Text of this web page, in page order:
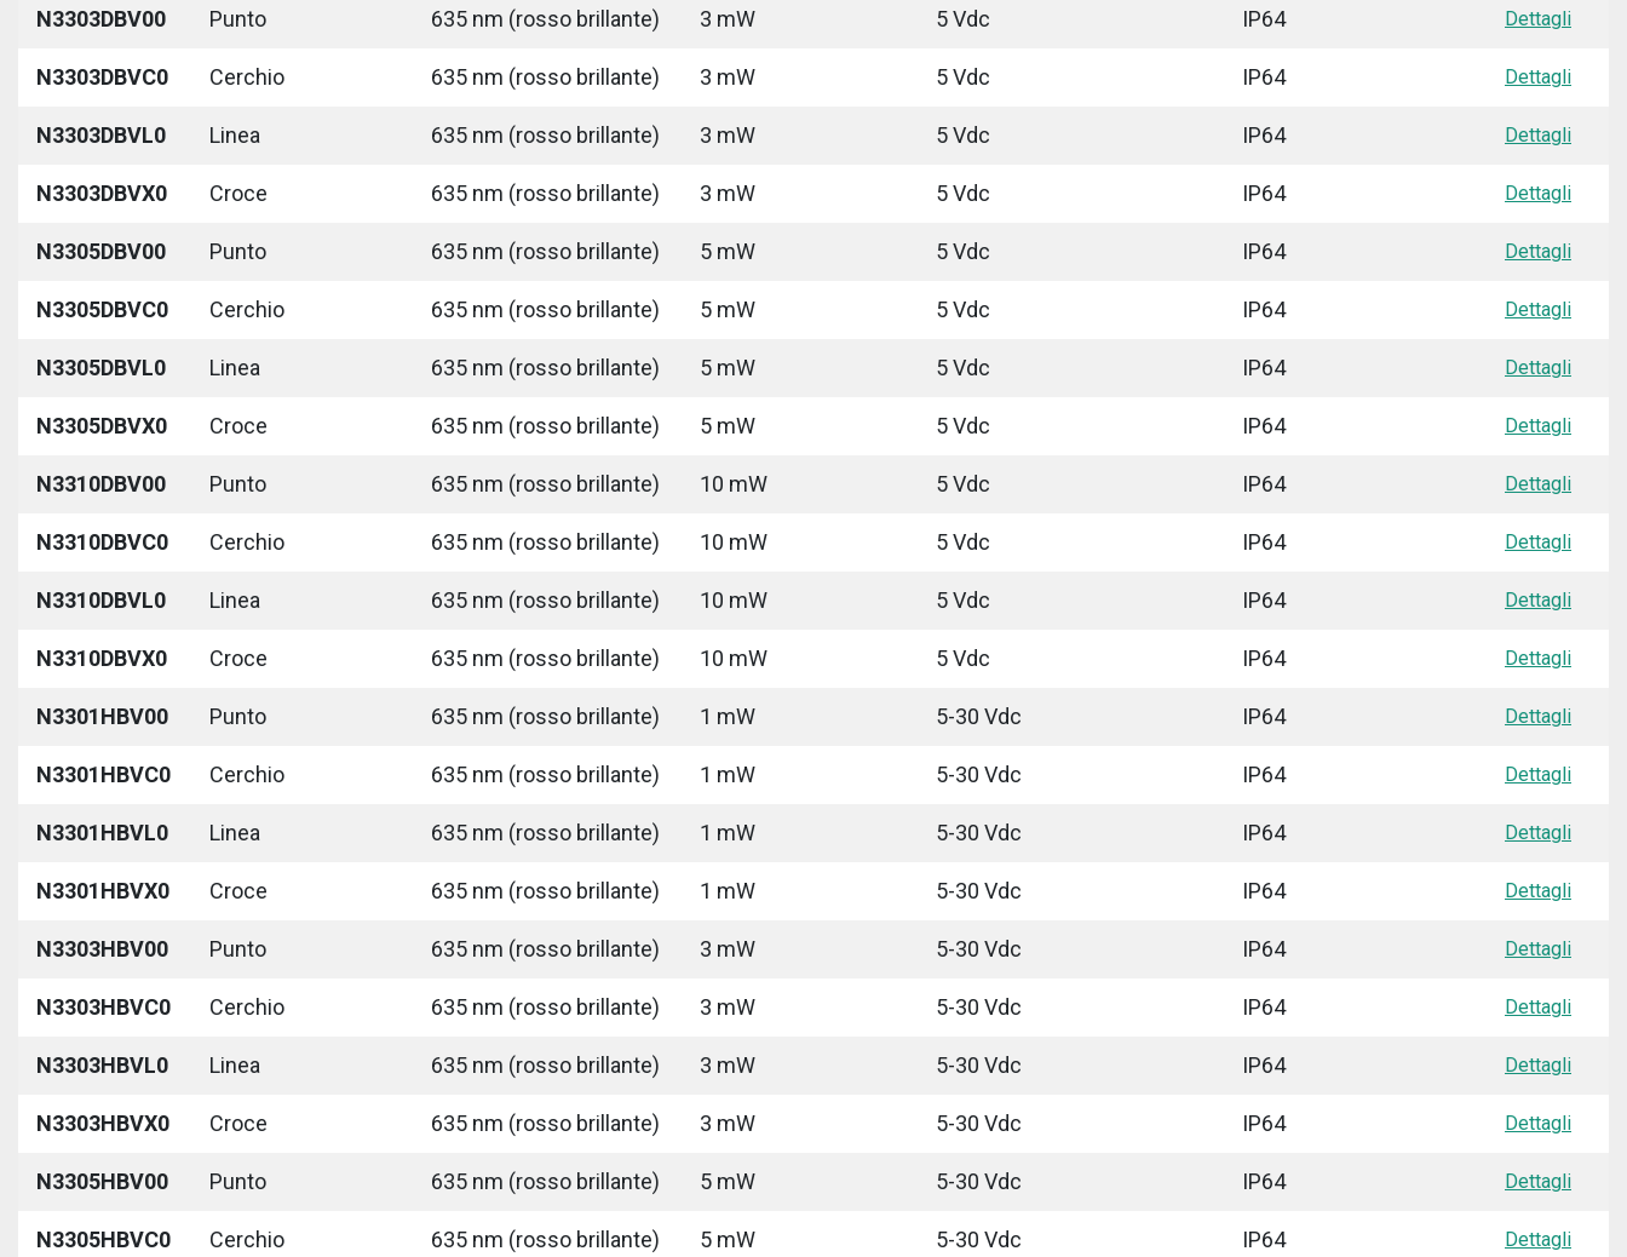
N3303DBV00 Punto 635 nm (rosso brillante) 3 mW 5 Vdc IP64 Dettagli
N3303DBVC0 Cerchio 635 nm (rosso brillante) 3 mW 5 Vdc IP64 Dettagli
N3303DBVL0 Linea 635 nm (rosso brillante) 3 mW 5 Vdc IP64 Dettagli
N3303DBVX0 Croce 635 nm (rosso brillante) 3 mW 5 Vdc IP64 Dettagli
N3305DBV00 Punto 635 nm (rosso brillante) 5 mW 5 Vdc IP64 Dettagli
N3305DBVC0 Cerchio 635 nm (rosso brillante) 5 mW 5 Vdc IP64 Dettagli
N3305DBVL0 Linea 635 nm (rosso brillante) 5 mW 5 Vdc IP64 Dettagli
N3305DBVX0 Croce 635 nm (rosso brillante) 5 mW 5 Vdc IP64 Dettagli
N3310DBV00 Punto 635 nm (rosso brillante) 10 mW 5 Vdc IP64 Dettagli
N3310DBVC0 Cerchio 635 nm (rosso brillante) 10 mW 5 Vdc IP64 Dettagli
N3310DBVL0 Linea 635 nm (rosso brillante) 10 mW 5 Vdc IP64 Dettagli
N3310DBVX0 Croce 635 nm (rosso brillante) 10 mW 5 Vdc IP64 Dettagli
N3301HBV00 Punto 635 nm (rosso brillante) 1 mW 5-30 Vdc IP64 Dettagli
N3301HBVC0 Cerchio 635 nm (rosso brillante) 1 mW 5-30 Vdc IP64 Dettagli
N3301HBVL0 Linea 635 nm (rosso brillante) 1 mW 5-30 Vdc IP64 Dettagli
N3301HBVX0 Croce 635 nm (rosso brillante) 1 mW 5-30 Vdc IP64 Dettagli
N3303HBV00 Punto 635 nm (rosso brillante) 3 mW 5-30 Vdc IP64 Dettagli
N3303HBVC0 Cerchio 635 nm (rosso brillante) 3 mW 5-30 Vdc IP64 Dettagli
N3303HBVL0 Linea 635 nm (rosso brillante) 3 mW 5-30 Vdc IP64 Dettagli
N3303HBVX0 Croce 635 nm (rosso brillante) 3 mW 5-30 Vdc IP64 Dettagli
N3305HBV00 Punto 635 nm (rosso brillante) 5 mW 5-30 Vdc IP64 Dettagli
N3305HBVC0 Cerchio 635 nm (rosso brillante) 5 mW 5-30 Vdc IP64 Dettagli